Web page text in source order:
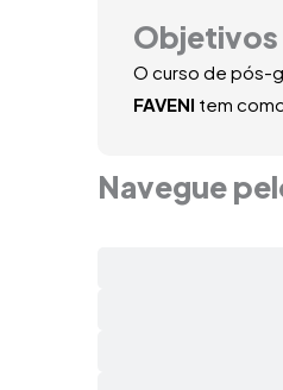
Objetivos
O curso de pós-
FAVENI tem
Navegue